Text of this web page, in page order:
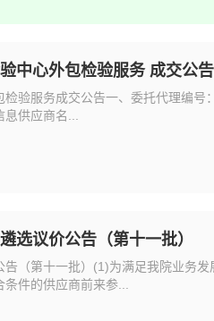
中心外包检验服务 成交公告
验服务成交公告一、委托代理编
供应商名...
选议价公告（第十一批）
（第十一批）(1)为满足我院业务
件的供应商前来参...